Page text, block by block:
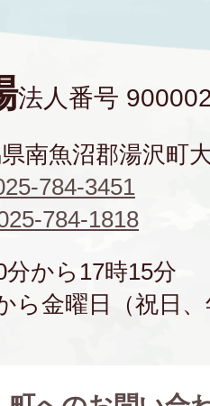
法人番号
南魚沼郡湯沢町
784-3451
784-1818
分から17時15分
ら金曜日（祝日